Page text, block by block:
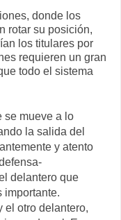
donde los
rotar su posición,
los titulares por
requieren un gran
todo el sistema
se mueve a lo
la salida del
y atento
delantero que
importante.
el otro delantero,